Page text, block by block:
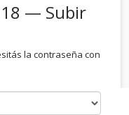
— Subir
la contraseña con